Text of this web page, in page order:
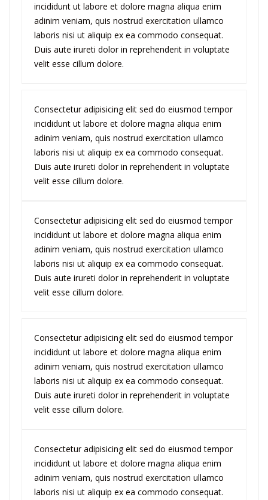
incididunt ut labore et dolore magna aliqua enim
adinim veniam, quis nostrud exercitation ullamco
laboris nisi ut aliquip ex ea commodo consequat.
Duis aute irureti dolor in reprehenderit in voluptate
velit esse cillum dolore.
Consectetur adipisicing elit sed do eiusmod tempor
incididunt ut labore et dolore magna aliqua enim
adinim veniam, quis nostrud exercitation ullamco
laboris nisi ut aliquip ex ea commodo consequat.
Duis aute irureti dolor in reprehenderit in voluptate
velit esse cillum dolore.
Consectetur adipisicing elit sed do eiusmod tempor
incididunt ut labore et dolore magna aliqua enim
adinim veniam, quis nostrud exercitation ullamco
laboris nisi ut aliquip ex ea commodo consequat.
Duis aute irureti dolor in reprehenderit in voluptate
velit esse cillum dolore.
Consectetur adipisicing elit sed do eiusmod tempor
incididunt ut labore et dolore magna aliqua enim
adinim veniam, quis nostrud exercitation ullamco
laboris nisi ut aliquip ex ea commodo consequat.
Duis aute irureti dolor in reprehenderit in voluptate
velit esse cillum dolore.
Consectetur adipisicing elit sed do eiusmod tempor
incididunt ut labore et dolore magna aliqua enim
adinim veniam, quis nostrud exercitation ullamco
laboris nisi ut aliquip ex ea commodo consequat.